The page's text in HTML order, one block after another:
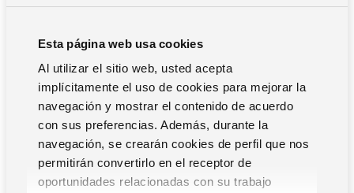
Esta página web usa cookies
Al utilizar el sitio web, usted acepta
implícitamente el uso de cookies para mejorar la
navegación y mostrar el contenido de acuerdo
con sus preferencias. Además, durante la
navegación, se crearán cookies de perfil que nos
permitirán convertirlo en el receptor de
oportunidades relacionadas con su trabajo
Recursos Humanos serán claves para definir y desarrollar
que dispongas de un sistema estandarizado tanto para los
empleados en remoto como para los que trabajen desde
la oficina.
¿Necesitas ayuda para hacer el
proceso más eficiente?